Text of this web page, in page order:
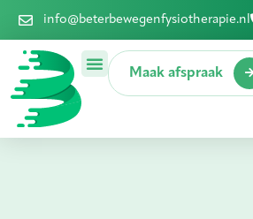
info@beterbewegenfysiotherapie.nl
Maak afspraak